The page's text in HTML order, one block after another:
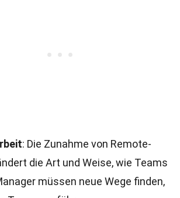
: Die Zunahme von Remote-
die Art und Weise, wie Teams
müssen neue Wege finden,